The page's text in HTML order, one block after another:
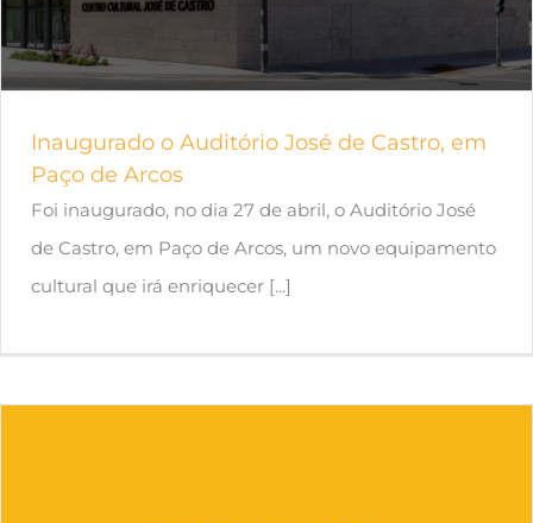
Inaugurado o Auditório José de Castro, em
Paço de Arcos
Foi inaugurado, no dia 27 de abril, o Auditório José
de Castro, em Paço de Arcos, um novo equipamento
cultural que irá enriquecer [...]